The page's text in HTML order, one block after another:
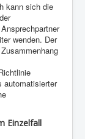
kann sich die
wenden. Der
automatisierter
Einzelfall